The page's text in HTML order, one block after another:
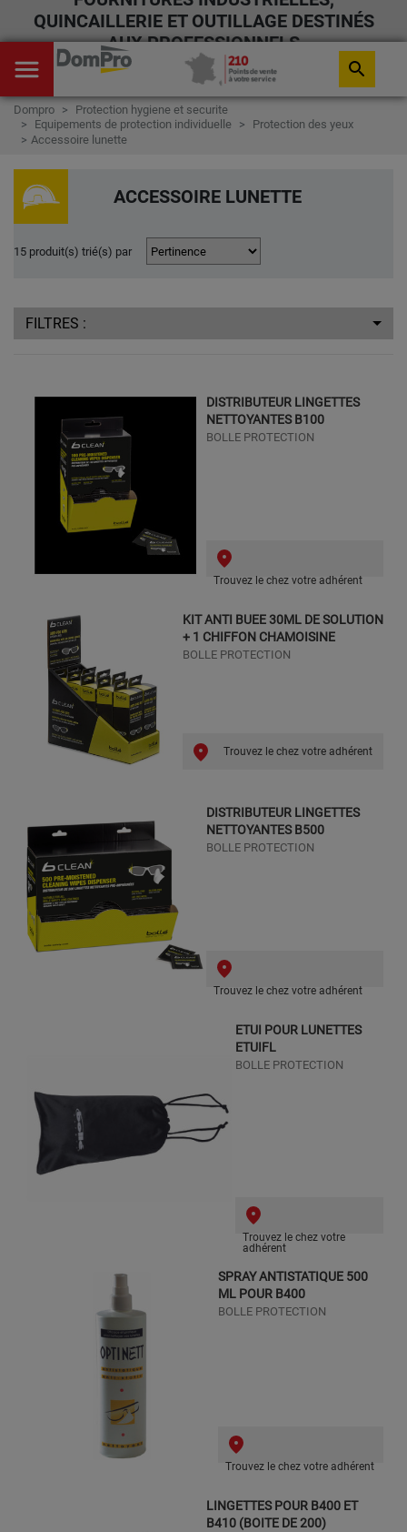
QUINCAILLERIE ET OUTILLAGE DESTINÉS
AUX PROFESSIONNELS
menu search
Dompro
Protection hygiene et securite
Equipements de protection individuelle
Protection des yeux
Accessoire lunette
ACCESSOIRE LUNETTE
15 produit(s) trié(s) par
FILTRES :
DISTRIBUTEUR LINGETTES
NETTOYANTES B100
BOLLE PROTECTION
Trouvez le chez votre adhérent
KIT ANTI BUEE 30ML DE SOLUTION
+ 1 CHIFFON CHAMOISINE
BOLLE PROTECTION
Trouvez le chez votre adhérent
DISTRIBUTEUR LINGETTES
NETTOYANTES B500
BOLLE PROTECTION
Trouvez le chez votre adhérent
ETUI POUR LUNETTES
ETUIFL
BOLLE PROTECTION
Trouvez le chez votre
adhérent
SPRAY ANTISTATIQUE 500
ML POUR B400
BOLLE PROTECTION
Trouvez le chez votre adhérent
LINGETTES POUR B400 ET
B410 (BOITE DE 200)